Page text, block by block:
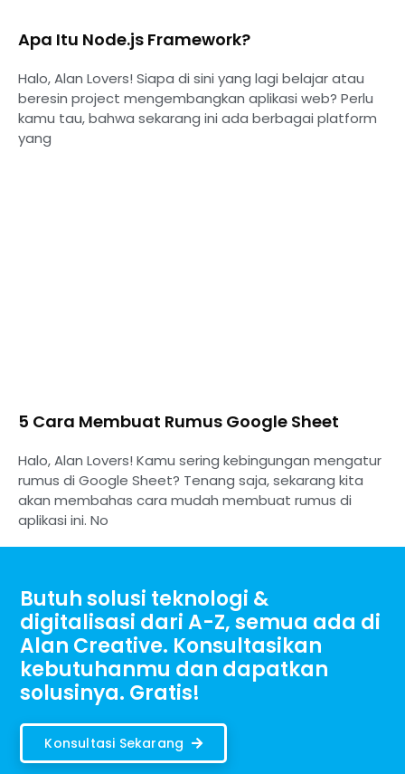
Apa Itu Node.js Framework?
Halo, Alan Lovers! Siapa di sini yang lagi belajar atau
beresin project mengembangkan aplikasi web? Perlu
kamu tau, bahwa sekarang ini ada berbagai platform
yang
5 Cara Membuat Rumus Google Sheet
Halo, Alan Lovers! Kamu sering kebingungan mengatur
rumus di Google Sheet? Tenang saja, sekarang kita
akan membahas cara mudah membuat rumus di
aplikasi ini. No
Butuh solusi teknologi &
digitalisasi dari A-Z, semua ada di
Alan Creative. Konsultasikan
kebutuhanmu dan dapatkan
solusinya. Gratis!
Konsultasi Sekarang